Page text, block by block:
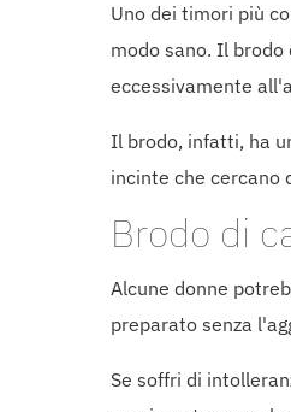
Uno dei timori più
modo sano. Il
eccessivamente
Il brodo, infatti, ha
incinte che cercano
Brodo di
Alcune donne
preparato senza
Se soffri di